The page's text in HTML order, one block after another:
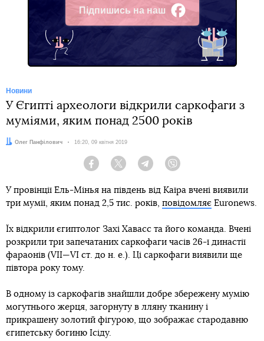
Підпишись на наш
Facebook
Новини
У Єгипті археологи відкрили саркофаги з
муміями, яким понад 2500 років
Автор:
Олег Панфілович Дата:
16:20, 09 квітня 2019
Facebook Twitter Telegram
У провінції Ель-Мінья на південь від Каїра вчені виявили
три мумії, яким понад 2,5 тис. років, повідомляє Euronews.
Їх відкрили єгиптолог Захі Хавасс та його команда. Вчені
розкрили три запечатаних саркофаги часів 26-ї династії
фараонів (VII—VI ст. до н. е.). Ці саркофаги виявили ще
півтора року тому.
В одному із саркофагів знайшли добре збережену мумію
могутнього жерця, загорнуту в лляну тканину і
прикрашену золотий фігурою, що зображає стародавню
єгипетську богиню Ісіду.